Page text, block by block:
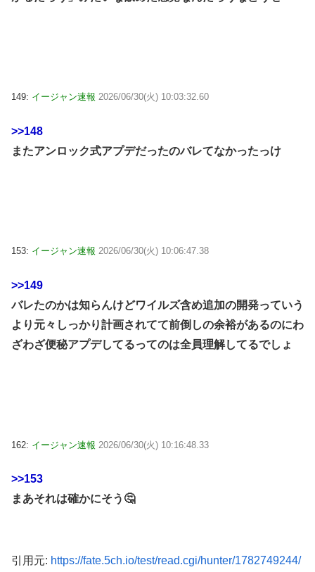
149: イージャン速報 2026/06/30(火) 10:03:32.60
>>148
またアンロック式アプデだったのバレてなかったっけ
153: イージャン速報 2026/06/30(火) 10:06:47.38
>>149
バレたのかは知らんけどワイルズ含め追加の開発っていう
より元々しっかり計画されてて前倒しの余裕があるのにわ
ざわざ便秘アプデしてるってのは全員理解してるでしょ
162: イージャン速報 2026/06/30(火) 10:16:48.33
>>153
まあそれは確かにそう🤔
引用元: https://fate.5ch.io/test/read.cgi/hunter/1782749244/